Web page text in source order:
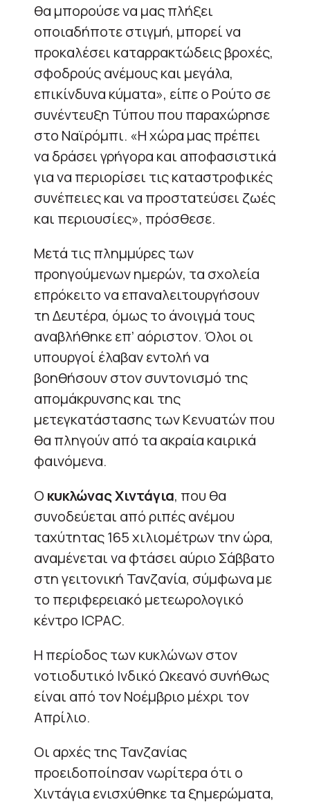
θα μπορούσε να μας πλήξει
οποιαδήποτε στιγμή, μπορεί να
προκαλέσει καταρρακτώδεις βροχές,
σφοδρούς ανέμους και μεγάλα,
επικίνδυνα κύματα», είπε ο Ρούτο σε
συνέντευξη Τύπου που παραχώρησε
στο Ναϊρόμπι. «Η χώρα μας πρέπει
να δράσει γρήγορα και αποφασιστικά
για να περιορίσει τις καταστροφικές
συνέπειες και να προστατεύσει ζωές
και περιουσίες», πρόσθεσε.
Μετά τις πλημμύρες των
προηγούμενων ημερών, τα σχολεία
επρόκειτο να επαναλειτουργήσουν
τη Δευτέρα, όμως το άνοιγμά τους
αναβλήθηκε επ’ αόριστον. Όλοι οι
υπουργοί έλαβαν εντολή να
βοηθήσουν στον συντονισμό της
απομάκρυνσης και της
μετεγκατάστασης των Κενυατών που
θα πληγούν από τα ακραία καιρικά
φαινόμενα.
Ο κυκλώνας Χιντάγια, που θα
συνοδεύεται από ριπές ανέμου
ταχύτητας 165 χιλιομέτρων την ώρα,
αναμένεται να φτάσει αύριο Σάββατο
στη γειτονική Τανζανία, σύμφωνα με
το περιφερειακό μετεωρολογικό
κέντρο ICPAC.
Η περίοδος των κυκλώνων στον
νοτιοδυτικό Ινδικό Ωκεανό συνήθως
είναι από τον Νοέμβριο μέχρι τον
Απρίλιο.
Οι αρχές της Τανζανίας
προειδοποίησαν νωρίτερα ότι ο
Χιντάγια ενισχύθηκε τα ξημερώματα,